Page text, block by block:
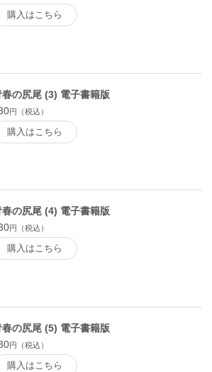
購入はこちら
春の尻尾 (3) 電子書籍版
円（税込）
購入はこちら
春の尻尾 (4) 電子書籍版
円（税込）
購入はこちら
春の尻尾 (5) 電子書籍版
円（税込）
購入はこちら